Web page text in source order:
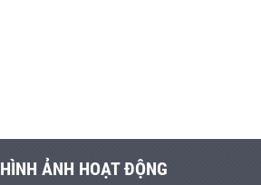
HÌNH ẢNH HOẠT ĐỘNG